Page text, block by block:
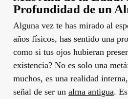
Profundidad de un
Alguna vez te has mirado al
años físicos, has sentido una
como si tus ojos hubieran
existencia? No es solo una
muchos, es una realidad
señal de ser un alma antigua.